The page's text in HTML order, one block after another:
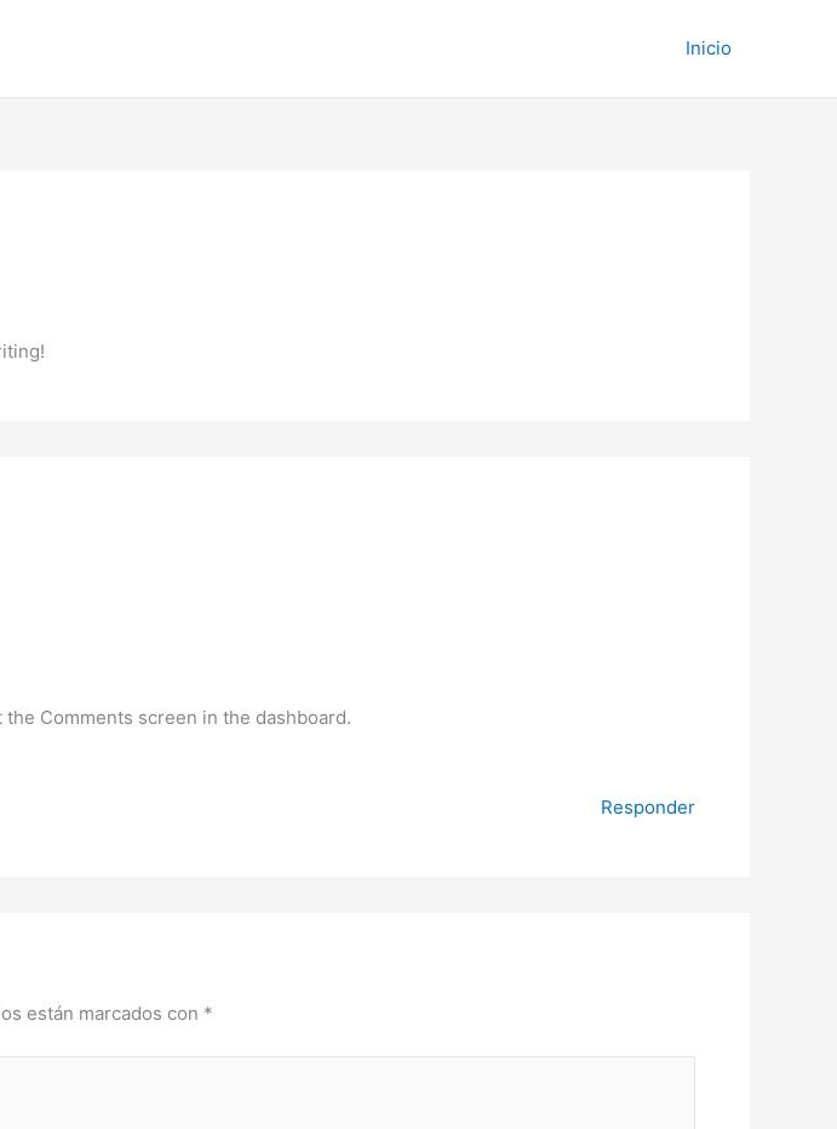
Inicio
Comments screen in the dashboard.
Responder
están marcados con *